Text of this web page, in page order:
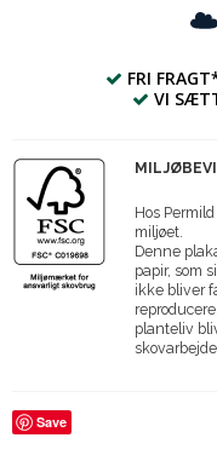
FRI
VI
Hos
miljøet.
Denne
papir, som
ikke bliver
planteliv
Save